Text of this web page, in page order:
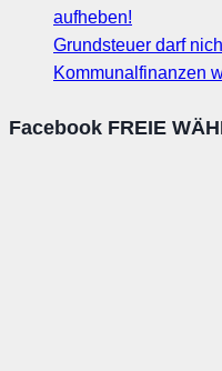
aufheben!
Grundsteuer darf
Kommunalfinanzen
Facebook FREIE